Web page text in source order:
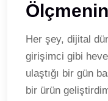
Her şey, dijital
girişimci gibi
ulaştığı bir gün
bir ürün